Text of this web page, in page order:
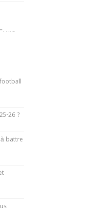
26 ?
battre